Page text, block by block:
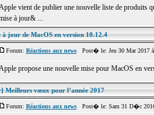
vient de publier une nouvelle liste de produits
à jour& ...
jour de MacOS en version 10.12.4
Forum: Réactions aux newsPost� le: Jeu 30 Mar 2017
propose une nouvelle mise pour MacOS en
Meilleurs vœux pour l’année 2017
Forum: Réactions aux newsPost� le: Sam 31 D�c